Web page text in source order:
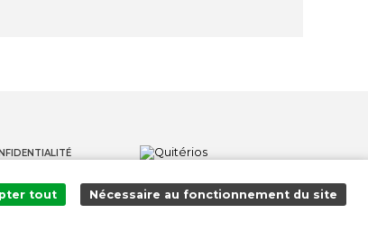
D'ALERTE
tout Nécessaire au fonctionnement du site